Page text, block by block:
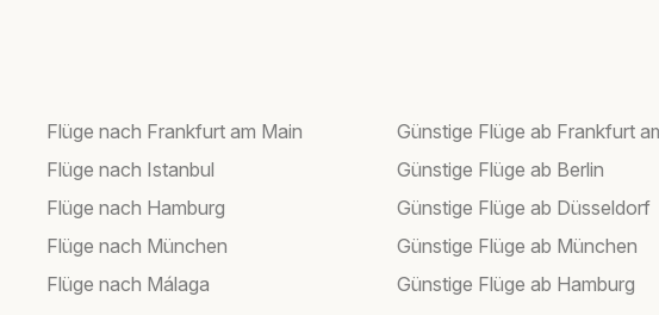
Flüge nach Frankfurt am Main
Flüge nach Istanbul
Flüge nach Hamburg
Flüge nach München
Flüge nach Málaga
Günstige Flüge ab Frankfurt
Günstige Flüge ab Berlin
Günstige Flüge ab Düsseldorf
Günstige Flüge ab München
Günstige Flüge ab Hamburg